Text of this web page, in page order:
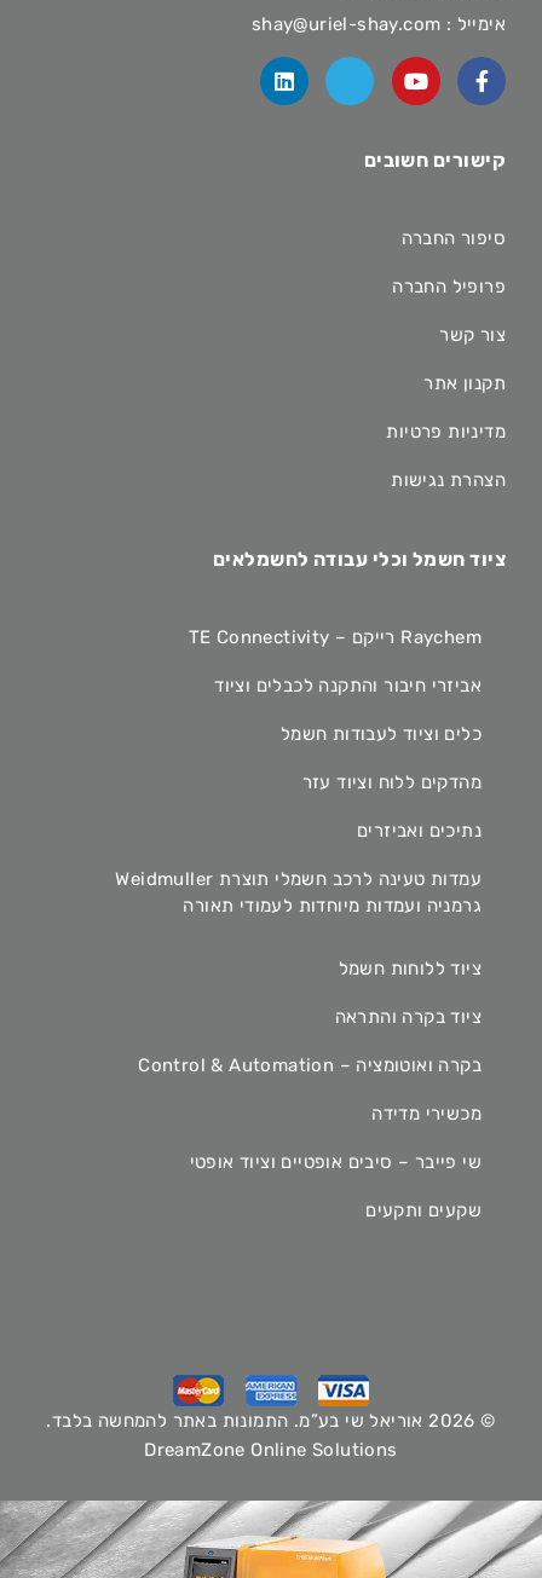
אימייל : shay@uriel-shay.com
קישורים חשובים
סיפור החברה
פרופיל החברה
צור קשר
תקנון אתר
מדיניות פרטיות
הצהרת נגישות
ציוד חשמל וכלי עבודה לחשמלאים
Raychem רייקם – TE Connectivity
אביזרי חיבור והתקנה לכבלים וציוד
כלים וציוד לעבודות חשמל
מהדקים ללוח וציוד עזר
נתיכים ואביזרים
עמדות טעינה לרכב חשמלי תוצרת Weidmuller
גרמניה ועמדות מיוחדות לעמודי תאורה
ציוד ללוחות חשמל
ציוד בקרה והתראה
בקרה ואוטומציה – Control & Automation
מכשירי מדידה
שי פייבר – סיבים אופטיים וציוד אופטי
שקעים ותקעים
© 2026 אוריאל שי בע”מ. התמונות באתר להמחשה בלבד.
DreamZone Online Solutions